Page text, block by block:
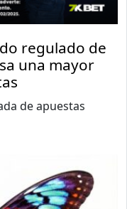
regulado de
una mayor
de apuestas